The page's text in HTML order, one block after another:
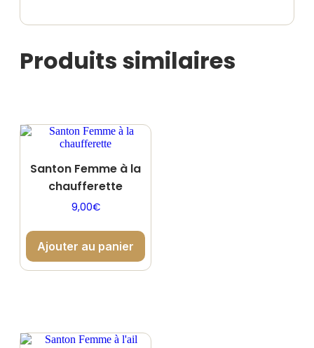
Produits similaires
Santon Femme à la
chaufferette
9,00€
Ajouter au panier